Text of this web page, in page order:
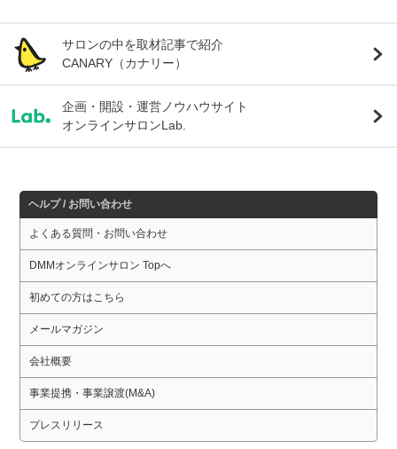
サロンの中を取材記事で紹介
CANARY（カナリー）
企画・開設・運営ノウハウサイト
オンラインサロンLab.
ヘルプ / お問い合わせ
よくある質問・お問い合わせ
DMMオンラインサロン Topへ
初めての方はこちら
メールマガジン
会社概要
事業提携・事業譲渡(M&A)
プレスリリース